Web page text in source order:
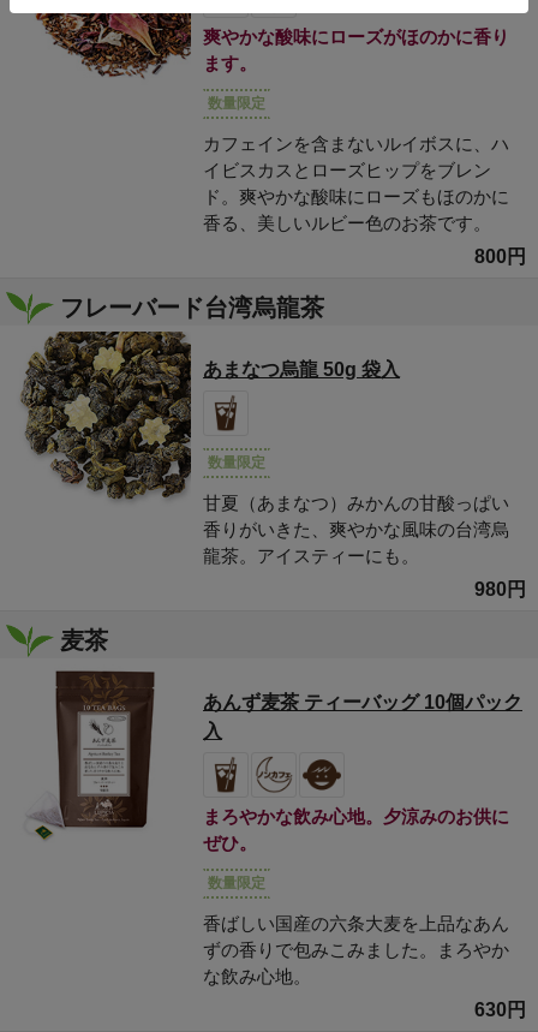
爽やかな酸味にローズがほのかに香り
ます。
数量限定
カフェインを含まないルイボスに、ハ
イビスカスとローズヒップをブレン
ド。爽やかな酸味にローズもほのかに
香る、美しいルビー色のお茶です。
800円
フレーバード台湾烏龍茶
あまなつ烏龍 50g 袋入
数量限定
甘夏（あまなつ）みかんの甘酸っぱい
香りがいきた、爽やかな風味の台湾烏
龍茶。アイスティーにも。
980円
麦茶
あんず麦茶 ティーバッグ 10個パック
入
まろやかな飲み心地。夕涼みのお供に
ぜひ。
数量限定
香ばしい国産の六条大麦を上品なあん
ずの香りで包みこみました。まろやか
な飲み心地。
630円